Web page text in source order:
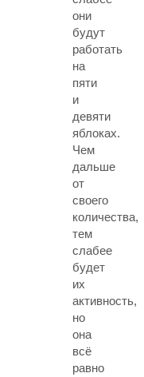
они
будут
работать
на
пяти
и
девяти
яблоках.
Чем
дальше
от
своего
количества,
тем
слабее
будет
их
активность,
но
она
всё
равно